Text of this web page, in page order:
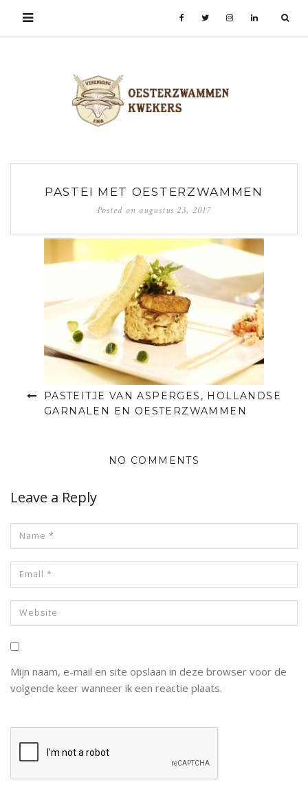
PASTEI MET OESTERZWAMMEN
Posted on augustus 23, 2017
PASTEITJE VAN ASPERGES, HOLLANDSE
GARNALEN EN OESTERZWAMMEN
NO COMMENTS
Leave a Reply
Mijn naam, e-mail en site opslaan in deze browser voor de
volgende keer wanneer ik een reactie plaats.